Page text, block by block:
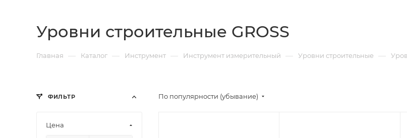
Уровни строительные GROSS
Главная — Каталог — Инструмент — Инструмент измерительный — Уровни строительные —
По популярности (убывание)
ФИЛЬТР
Цена